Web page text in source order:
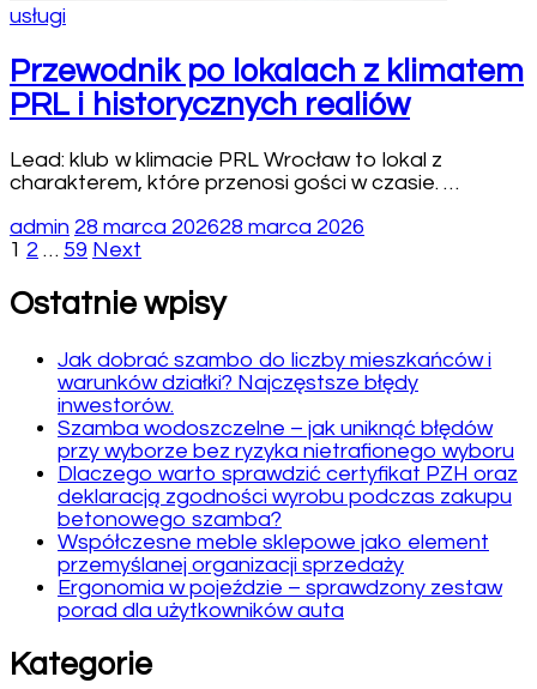
usługi
Przewodnik po lokalach z klimatem
PRL i historycznych realiów
Lead: klub w klimacie PRL Wrocław to lokal z
charakterem, które przenosi gości w czasie. …
admin 28 marca 202628 marca 2026
Nawigacja
po
wpisach
Page
1 Page
2 … Page
59 Next
Ostatnie wpisy
Jak dobrać szambo do liczby mieszkańców i
warunków działki? Najczęstsze błędy
inwestorów.
Szamba wodoszczelne – jak uniknąć błędów
przy wyborze bez ryzyka nietrafionego wyboru
Dlaczego warto sprawdzić certyfikat PZH oraz
deklaracją zgodności wyrobu podczas zakupu
betonowego szamba?
Współczesne meble sklepowe jako element
przemyślanej organizacji sprzedaży
Ergonomia w pojeździe – sprawdzony zestaw
porad dla użytkowników auta
Kategorie